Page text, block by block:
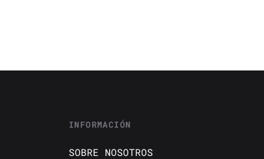
INFORMACIÓN
SOBRE NOSOTROS